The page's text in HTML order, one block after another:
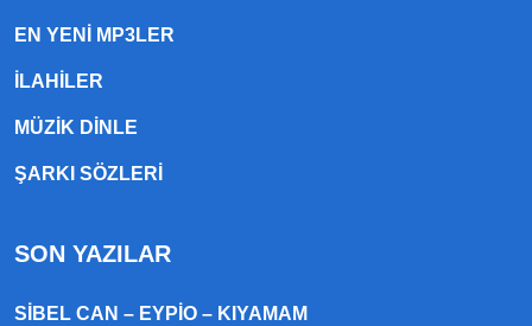
EN YENI MP3LER
ILAHILER
MÜZIK DINLE
ŞARKI SÖZLERI
SON YAZILAR
SIBEL CAN – EYPIO – KIYAMAM